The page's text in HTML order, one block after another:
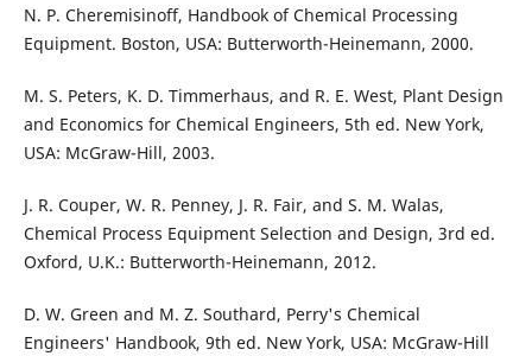
N. P. Cheremisinoff, Handbook of Chemical Processing
Equipment. Boston, USA: Butterworth-Heinemann, 2000.
M. S. Peters, K. D. Timmerhaus, and R. E. West, Plant Design
and Economics for Chemical Engineers, 5th ed. New York,
USA: McGraw-Hill, 2003.
J. R. Couper, W. R. Penney, J. R. Fair, and S. M. Walas,
Chemical Process Equipment Selection and Design, 3rd ed.
Oxford, U.K.: Butterworth-Heinemann, 2012.
D. W. Green and M. Z. Southard, Perry's Chemical
Engineers' Handbook, 9th ed. New York, USA: McGraw-Hill